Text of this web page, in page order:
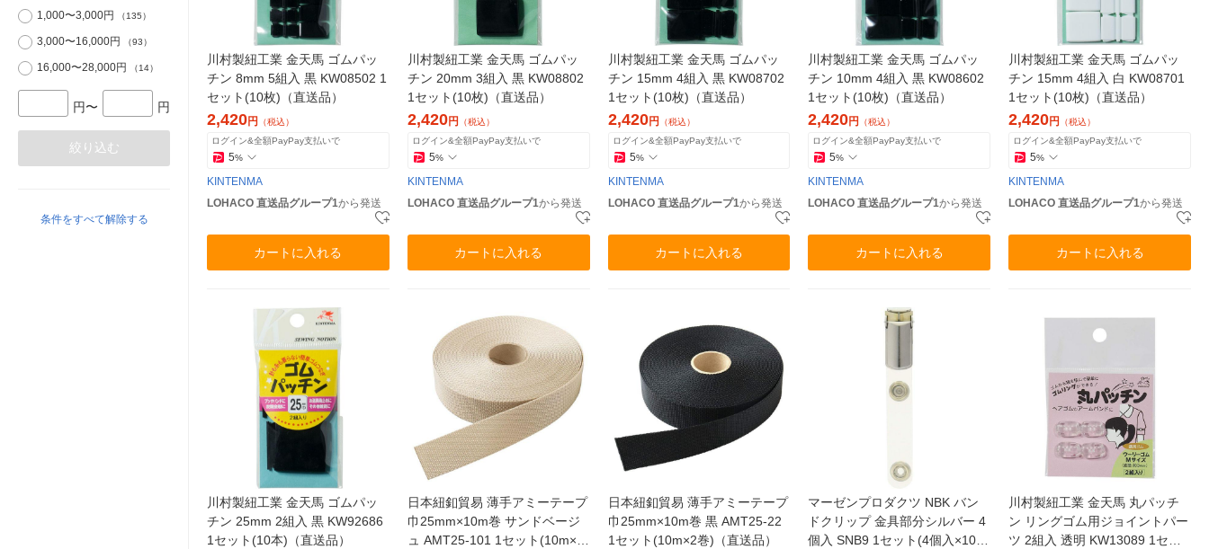
1,000〜3,000円 （135）
3,000〜16,000円 （93）
16,000〜28,000円 （14）
円〜 円
絞り込む
条件をすべて解除する
川村製紐工業 金天馬 ゴムパッ
チン 8mm 5組入 黒 KW08502 1
セット(10枚)（直送品）
2,420円 （税込）
ログイン&全額PayPay支払いで
5%
KINTENMA
LOHACO 直送品グループ1から発送
カートに入れる
川村製紐工業 金天馬 ゴムパッ
チン 20mm 3組入 黒 KW08802
1セット(10枚)（直送品）
2,420円 （税込）
ログイン&全額PayPay支払いで
5%
KINTENMA
LOHACO 直送品グループ1から発送
カートに入れる
川村製紐工業 金天馬 ゴムパッ
チン 15mm 4組入 黒 KW08702
1セット(10枚)（直送品）
2,420円 （税込）
ログイン&全額PayPay支払いで
5%
KINTENMA
LOHACO 直送品グループ1から発送
カートに入れる
川村製紐工業 金天馬 ゴムパッ
チン 10mm 4組入 黒 KW08602
1セット(10枚)（直送品）
2,420円
（税込）
ログイン&全額PayPay支払いで
5%
KINTENMA
LOHACO 直送品グループ1から発送
カートに入れる
川村製紐工業 金天馬 ゴムパッ
チン 15mm 4組入 白 KW08701
1セット(10枚)（直送品）
2,420円
（税込）
ログイン&全額PayPay支払いで
5%
KINTENMA
LOHACO 直送品グループ1から発送
カートに入れる
川村製紐工業 金天馬 ゴムパッ
チン 25mm 2組入 黒 KW92686
1セット(10本)（直送品）
日本紐釦貿易 薄手アミーテープ
巾25mm×10m巻 サンドベージ
ュ AMT25-101 1セット(10m×2
日本紐釦貿易 薄手アミーテープ
巾25mm×10m巻 黒 AMT25-22
1セット(10m×2巻)（直送品）
マーゼンプロダクツ NBK バン
ドクリップ 金具部分シルバー 4
個入 SNB9 1セット(4個入×10パ
川村製紐工業 金天馬 丸パッチ
ン リングゴム用ジョイントパー
ツ 2組入 透明 KW13089 1セッ